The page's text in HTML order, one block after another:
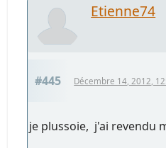
Etienne74
#445 Décembre 14, 2012,
je plussoie, j'ai revendu